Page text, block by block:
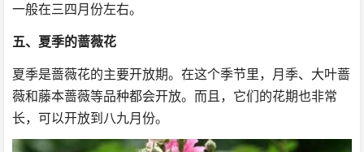
一般在三四月份左右。
五、夏季的蔷薇花
夏季是蔷薇花的主要开放期。在这个季节里，月季、大叶蔷
薇和藤本蔷薇等品种都会开放。而且，它们的花期也非常
长，可以开放到八九月份。